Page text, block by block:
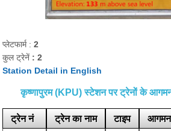
प्लेटफार्म :2
कुल ट्रेनें : 2
Station Detail in English
कृष्णापुरम (KPU) स्टेशन पर ट्रेनों के
ट्रेन नं ट्रेन का नाम टाइप आगमन